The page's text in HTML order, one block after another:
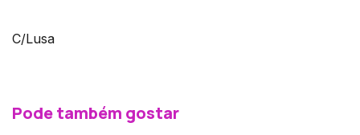
C/Lusa
Pode também gostar